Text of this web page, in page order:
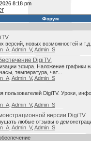
8:18 pm
Форум
версий, новых возможностей и т.д.
, Admin_V, Admin_S
DigiTV.
эфира. Наложение графики
температура, чат...
, Admin_V, Admin_S
пользователей DigiTV. Уроки,
, Admin_V, Admin_S
версии DigiTV
любые отзывы о
, Admin_V, Admin_S